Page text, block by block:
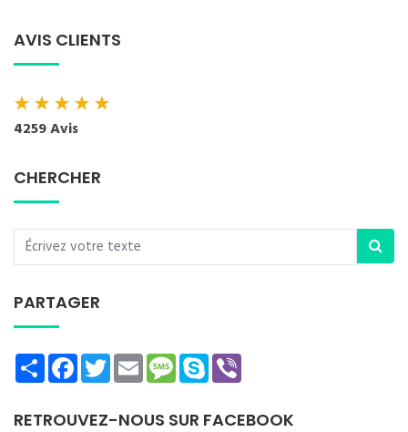
AVIS CLIENTS
★★★★★
4259 Avis
CHERCHER
PARTAGER
ShareFacebookTwitterEmailMessage
Skype
RETROUVEZ-NOUS SUR FACEBOOK